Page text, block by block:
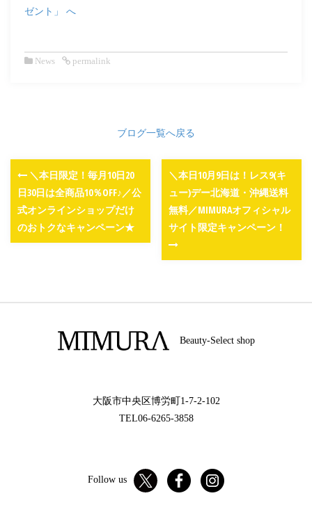
ゼント」 へ
News permalink
ブログ一覧へ戻る
＼本日限定！毎月10日20
日30日は全商品10％OFF♪／公
式オンラインショップだけ
のおトクなキャンペーン★
＼本日10月9日は！レス9(キ
ュー)デー北海道・沖縄送料
無料／MIMURAオフィシャル
サイト限定キャンペーン！
Beauty-Select shop
大阪市中央区博労町1-7-2-102
TEL06-6265-3858
Follow us